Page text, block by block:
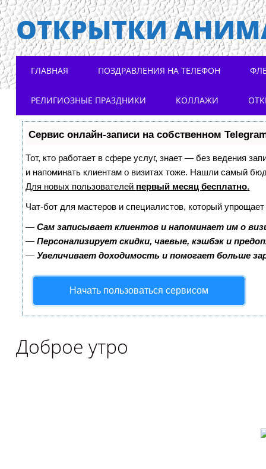
ОТКРЫТКИ
Main menu
ГЛАВНАЯ ПОЗДРАВЛЕНИЯ НА ТЕЛЕФОН
РЕЛИГИОЗНЫЕ ПРАЗДНИКИ КОЛЛАЖИ
Сервис онлайн-записи на собственном
Тот, кто работает в сфере услуг, знает — без ведения
и напоминать клиентам о визитах тоже. Нашли самый
Для новых пользователей первый месяц бесплатно.
Чат-бот для мастеров и специалистов, который
—Сам записывает клиентов и напоминает им о
—Персонализирует скидки, чаевые, кэшбэк и
—Увеличивает доходимость и помогает больше
Начать пользоваться сервисом
Доброе утро